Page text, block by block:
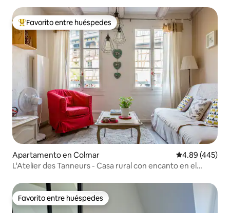
Favorito entre huéspedes preferido
Favorito entre huéspedes
Apartamento en Colmar Calificación
4.89 (445)
L'Atelier des Tanneurs - Casa rural con encanto en el
Favorito entre huéspedes
Favorito entre huéspedes